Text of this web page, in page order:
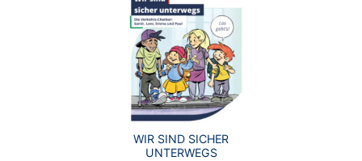
WIR SIND SICHER
UNTERWEGS